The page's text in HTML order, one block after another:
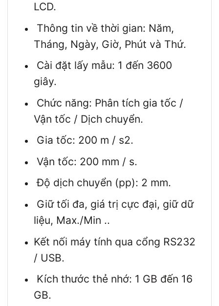
LCD.
Thông tin về thời gian: Năm,
Tháng, Ngày, Giờ, Phút và Thứ.
Cài đặt lấy mẫu: 1 đến 3600
giây.
Chức năng: Phân tích gia tốc /
Vận tốc / Dịch chuyển.
Gia tốc: 200 m / s2.
Vận tốc: 200 mm / s.
Độ dịch chuyển (pp): 2 mm.
Giữ tối đa, giá trị cực đại, giữ dữ
liệu, Max./Min ..
Kết nối máy tính qua cổng RS232
/ USB.
Kích thước thẻ nhớ: 1 GB đến 16
GB.